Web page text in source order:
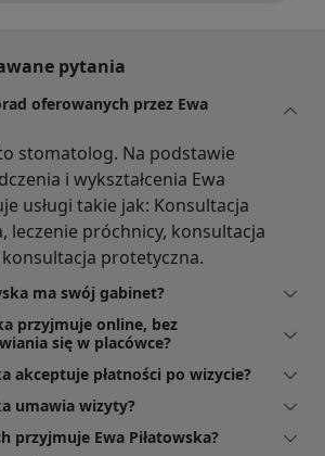
pytania
oferowanych przez Ewa
stomatolog. Na podstawie
i wykształcenia Ewa
usługi takie jak: Konsultacja
leczenie próchnicy, konsultacja
protetyczna.
ma swój gabinet?
przyjmuje online, bez
się w placówce?
akceptuje płatności po wizycie?
umawia wizyty?
przyjmuje Ewa Piłatowska?